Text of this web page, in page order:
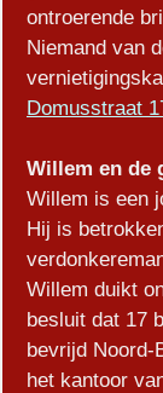
ontroerende
Niemand van
Domusstraat
Willem en de
Willem is een
Hij is
Willem duikt
besluit dat 17
bevrijd Noord-
het kantoor